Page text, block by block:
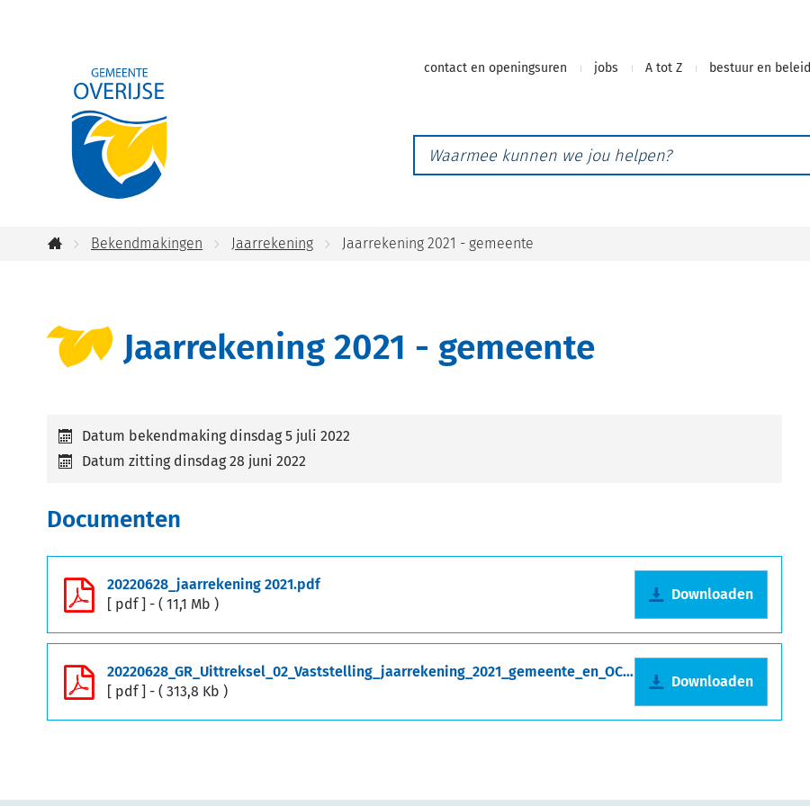
inhoud
Overijse
contact en openingsuren jobs A tot Z bestuur en beleid
kunnen
Bekendmakingen Jaarrekening Jaarrekening 2021 - gemeente
Jaarrekening 2021 - gemeente
Datum bekendmakingdinsdag 5 juli 2022
Datum zittingdinsdag 28 juni 2022
Documenten
20220628_jaarrekening 2021.pdf
pdf
11,1 Mb
Downloaden
20220628_GR_Uittreksel_02_Vaststelling_jaarrekening_2021_gemeente_en_OCMW.pdf
pdf
313,8 Kb
Downloaden